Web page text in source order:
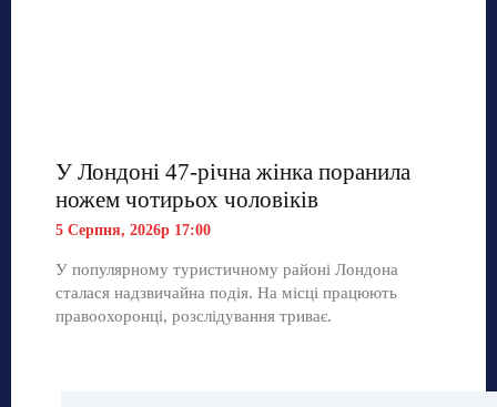
У Лондоні 47-річна жінка поранила
ножем чотирьох чоловіків
5 Серпня, 2026р 17:00
У популярному туристичному районі Лондона
сталася надзвичайна подія. На місці працюють
правоохоронці, розслідування триває.